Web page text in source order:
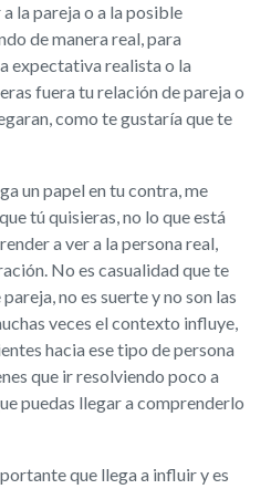
la pareja o a la posible
de manera real, para
expectativa realista o la
fuera tu relación de pareja o
como te gustaría que te
un papel en tu contra, me
tú quisieras, no lo que está
a ver a la persona real,
No es casualidad que te
no es suerte y no son las
veces el contexto influye,
hacia ese tipo de persona
que ir resolviendo poco a
puedas llegar a comprenderlo
que llega a influir y es